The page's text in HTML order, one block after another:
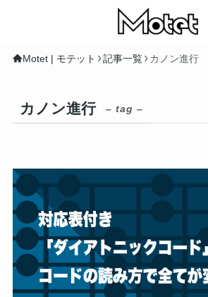
Motet | モテット 記事一覧 カノン進行
カノン進行 – tag –